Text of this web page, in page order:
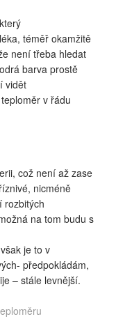
téměř okamžitě
není třeba hledat
barva prostě
vidět
v řádu
což není až zase
nicméně
rozbitých
na tom budu s
je to v
předpokládám,
– stále levnější.